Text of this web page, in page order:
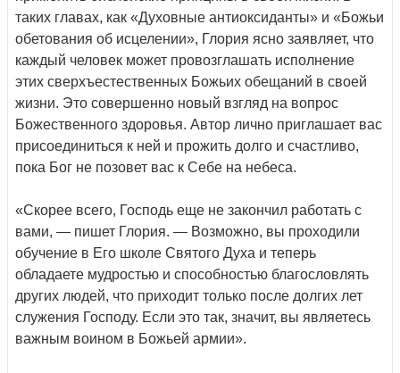
таких главах, как «Духовные антиоксиданты» и «Божьи
обетования об исцелении», Глория ясно заявляет, что
каждый человек может провозглашать исполнение
этих сверхъестественных Божьих обещаний в своей
жизни. Это совершенно новый взгляд на вопрос
Божественного здоровья. Автор лично приглашает вас
присоединиться к ней и прожить долго и счастливо,
пока Бог не позовет вас к Себе на небеса.
«Скорее всего, Господь еще не закончил работать с
вами, — пишет Глория. — Возможно, вы проходили
обучение в Его школе Святого Духа и теперь
обладаете мудростью и способностью благословлять
других людей, что приходит только после долгих лет
служения Господу. Если это так, значит, вы являетесь
важным воином в Божьей армии».